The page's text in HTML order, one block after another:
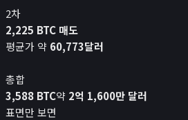
2차
2,225 BTC 매도
평균가 약 60,773달러
총합
3,588 BTC약 2억 1,600만 달러
표면만 보면